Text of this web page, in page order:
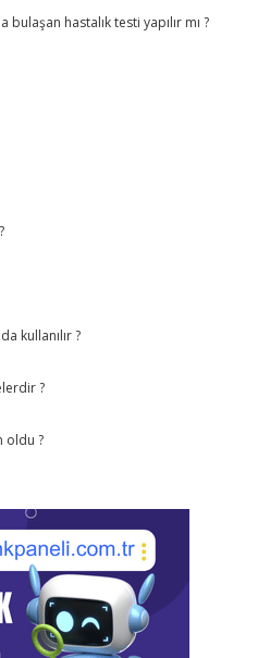
hastalık testi yapılır mı ?
kullanılır ?
?
oldu ?